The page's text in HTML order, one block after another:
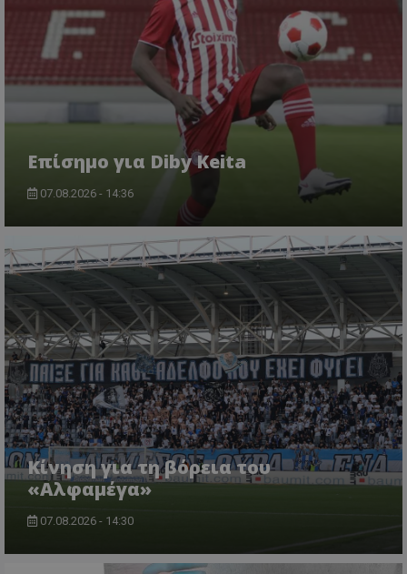
Επίσημο για Diby Keita
07.08.2026 - 14:36
Κίνηση για τη βόρεια του
«Αλφαμέγα»
07.08.2026 - 14:30